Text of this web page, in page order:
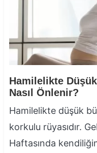
Hamilelikte
Nasıl Önlenir?
Hamilelikte düşük
korkulu rüyasıdır.
Haftasında